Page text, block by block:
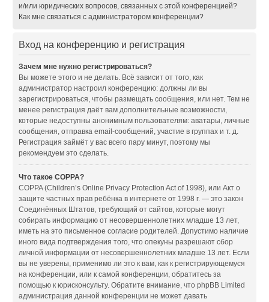
и/или юридических вопросов, связанных с этой конференцией?
Как мне связаться с администратором конференции?
Вход на конференцию и регистрация
Зачем мне нужно регистрироваться?
Вы можете этого и не делать. Всё зависит от того, как
администратор настроил конференцию: должны ли вы
зарегистрироваться, чтобы размещать сообщения, или нет. Тем не
менее регистрация даёт вам дополнительные возможности,
которые недоступны анонимным пользователям: аватары, личные
сообщения, отправка email-сообщений, участие в группах и т. д.
Регистрация займёт у вас всего пару минут, поэтому мы
рекомендуем это сделать.
Что такое COPPA?
COPPA (Children’s Online Privacy Protection Act of 1998), или Акт о
защите частных прав ребёнка в интернете от 1998 г. — это закон
Соединённых Штатов, требующий от сайтов, которые могут
собирать информацию от несовершеннолетних младше 13 лет,
иметь на это письменное согласие родителей. Допустимо наличие
иного вида подтверждения того, что опекуны разрешают сбор
личной информации от несовершеннолетних младше 13 лет. Если
вы не уверены, применимо ли это к вам, как к регистрирующемуся
на конференции, или к самой конференции, обратитесь за
помощью к юрисконсульту. Обратите внимание, что phpBB Limited
администрация данной конференции не может давать